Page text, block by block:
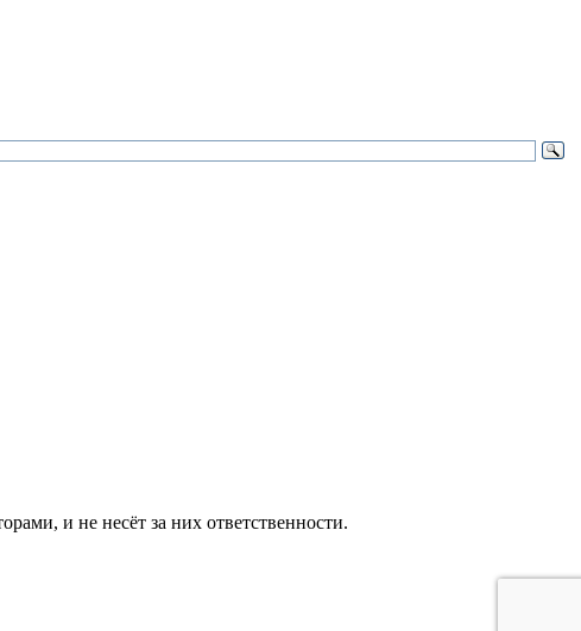
и не несёт за них ответственности.